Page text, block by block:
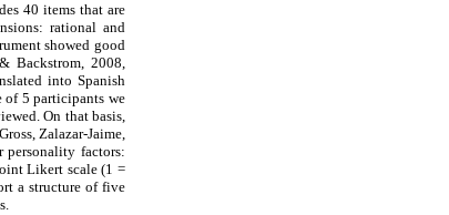
40 items that are
rational and
showed good
Backstrom, 2008,
into Spanish
of 5 participants we
On that basis,
Zalazar-Jaime,
factors:
Likert scale (1 =
a structure of five